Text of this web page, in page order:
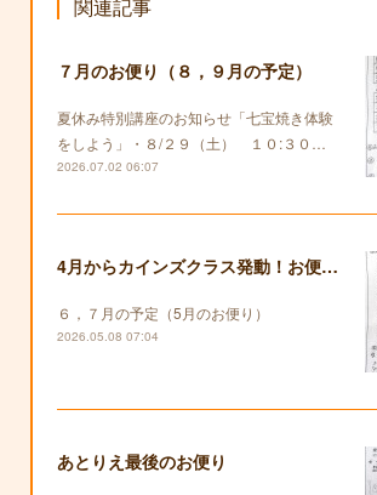
関連記事
７月のお便り（８，９月の予定）
夏休み特別講座のお知らせ「七宝焼き体験
をしよう」・８/２９（土） １０:３０…
2026.07.02 06:07
4月からカインズクラス発動！お便りも復活します！
６，７月の予定（5月のお便り）
2026.05.08 07:04
あとりえ最後のお便り